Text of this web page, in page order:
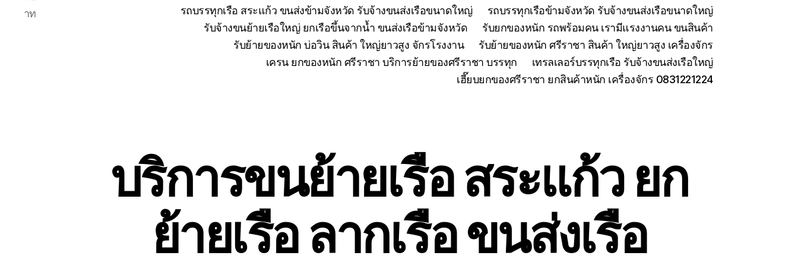
าท
รถบรรทุกเรือ สระแก้ว ขนส่งข้ามจังหวัด รับจ้างขนส่งเรือขนาดใหญ่
รถบรรทุกเรือข้ามจังหวัด รับจ้างขนส่งเรือขนาดใหญ่
รับจ้างขนย้ายเรือใหญ่ ยกเรือขึ้นจากน้ำ ขนส่งเรือข้ามจังหวัด
รับยกของหนัก รถพร้อมคน เรามีแรงงานคน ขนสินค้า
รับย้ายของหนัก บ่อวิน สินค้า ใหญ่ยาวสูง จักรโรงงาน
รับย้ายของหนัก ศรีราชา สินค้า ใหญ่ยาวสูง เครื่องจักร
เครน ยกของหนัก ศรีราชา บริการย้ายของศรีราชา บรรทุก
เทรลเลอร์บรรทุกเรือ รับจ้างขนส่งเรือใหญ่
เฮี๊ยบยกของศรีราชา ยกสินค้าหนัก เครื่องจักร 0831221224
บริการขนย้ายเรือ สระแก้ว ยก
ย้ายเรือ ลากเรือ ขนส่งเรือ